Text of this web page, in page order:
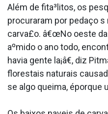
Além de fita³litos, os
procuraram por pedaço
carva£o. â€œNo oeste da
aºmido o ano todo,
havia gente la¡â€, diz
florestais naturais
se algo queima, éporque